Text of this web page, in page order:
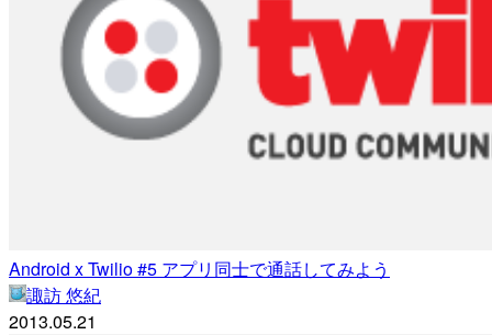
Android x Twilio #5 アプリ同士で通話してみよう
諏訪 悠紀
2013.05.21